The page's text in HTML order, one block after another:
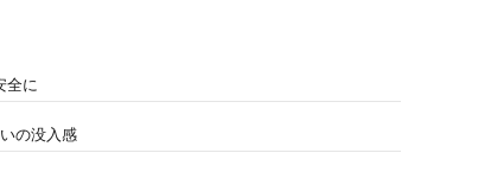
全に
の没入感